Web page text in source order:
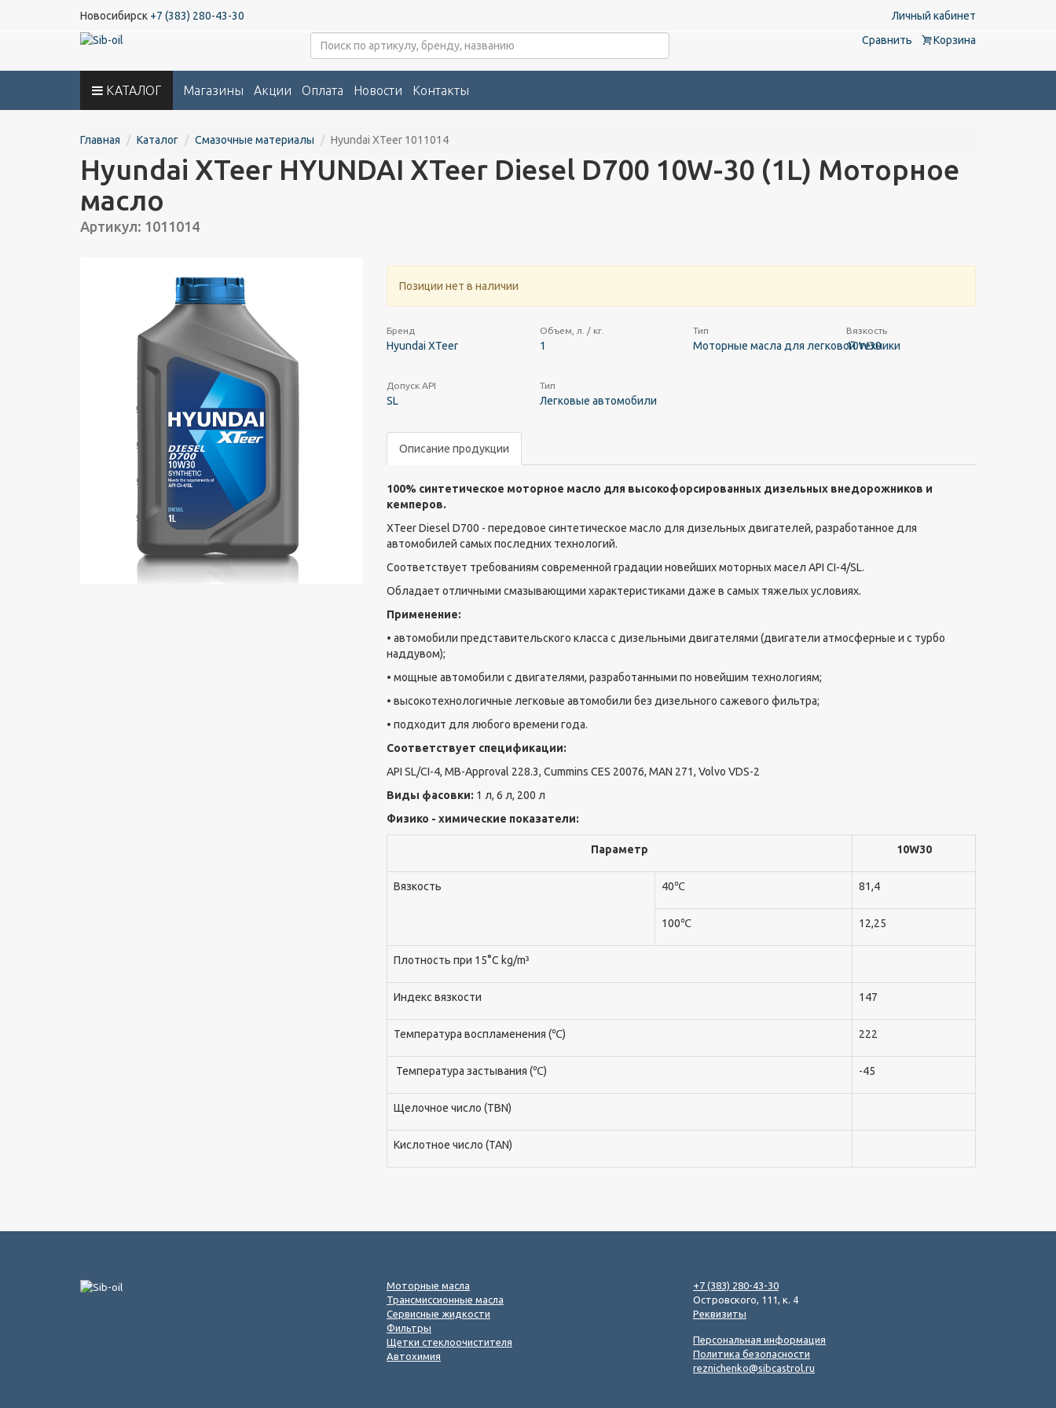
Новосибирск +7 (383) 280-43-30
Личный кабинет
Сравнить
Корзина
КАТАЛОГ Магазины Акции Оплата Новости Контакты
Главная Каталог Смазочные материалы Hyundai XTeer 1011014
Hyundai XTeer HYUNDAI XTeer Diesel D700 10W-30 (1L) Моторное
масло
Артикул: 1011014
Позиции нет в наличии
Бренд
Hyundai XTeer
Объем, л. / кг.
1
Тип
Моторные масла для легковой техники
Вязкость
10W30
Допуск API
SL
Тип
Легковые автомобили
Описание продукции
100% синтетическое моторное масло для высокофорсированных дизельных внедорожников и
кемперов.
XTeer Diesel D700 - передовое синтетическое масло для дизельных двигателей, разработанное для
автомобилей самых последних технологий.
Соответствует требованиям современной градации новейших моторных масел API CI-4/SL.
Обладает отличными смазывающими характеристиками даже в самых тяжелых условиях.
Применение:
• автомобили представительского класса с дизельными двигателями (двигатели атмосферные и с турбо
наддувом);
• мощные автомобили с двигателями, разработанными по новейшим технологиям;
• высокотехнологичные легковые автомобили без дизельного сажевого фильтра;
• подходит для любого времени года.
Соответствует спецификации:
API SL/CI-4, MB-Approval 228.3, Cummins CES 20076, MAN 271, Volvo VDS-2
Виды фасовки: 1 л, 6 л, 200 л
Физико - химические показатели:
Параметр 10W30
Вязкость 40℃ 81,4
100℃ 12,25
Плотность при 15°C kg/m³
Индекс вязкости 147
Температура воспламенения (℃) 222
Температура застывания (℃) -45
Щелочное число (TBN)
Кислотное число (TAN)
Моторные масла
Трансмиссионные масла
Сервисные жидкости
Фильтры
Щетки стеклоочистителя
Автохимия
+7 (383) 280-43-30
Островского, 111, к. 4
Реквизиты
Персональная информация
Политика безопасности
reznichenko@sibcastrol.ru